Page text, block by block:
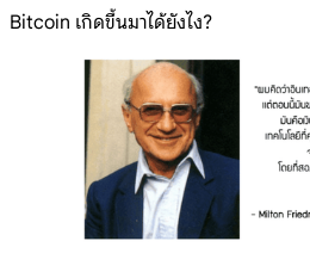
Bitcoin เกิดขึ้นมาได้ยังไง?